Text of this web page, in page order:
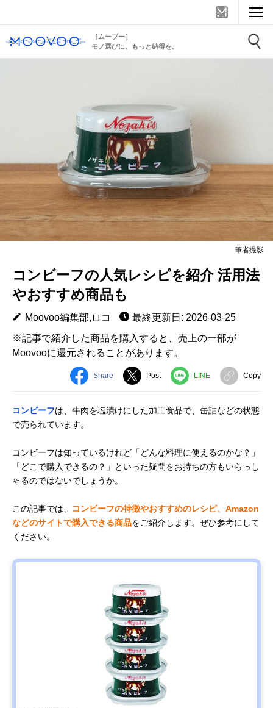
［ムーブー］
モノ選びに、もっと納得を。
筆者撮影
コンビーフの人気レシピを紹介 活用法
やおすすめ商品も
Moovoo編集部,ロコ
最終更新日: 2026-03-25
※記事で紹介した商品を購入すると、売上の一部が
Moovooに還元されることがあります。
Share Post LINE Copy
コンビーフは、牛肉を塩漬けにした加工食品で、缶詰などの状態
で売られています。
コンビーフは知っているけれど「どんな料理に使えるのかな？」
「どこで購入できるの？」といった疑問をお持ちの方もいらっし
ゃるのではないでしょうか。
この記事では、
コンビーフの特徴やおすすめのレシピ、Amazon
などのサイトで購入できる商品をご紹介します。ぜひ参考にして
ください。